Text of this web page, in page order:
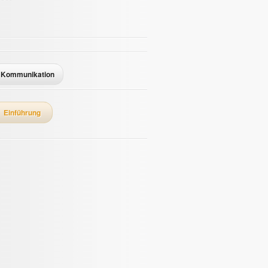
Kommunikation
Einführung